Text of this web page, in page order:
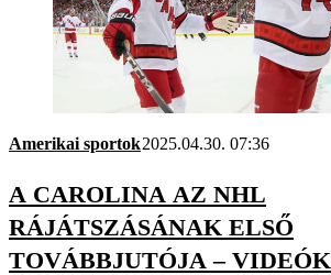
Amerikai sportok2025.04.30. 07:36
A CAROLINA AZ NHL
RÁJÁTSZÁSÁNAK ELSŐ
TOVÁBBJUTÓJA – VIDEÓK